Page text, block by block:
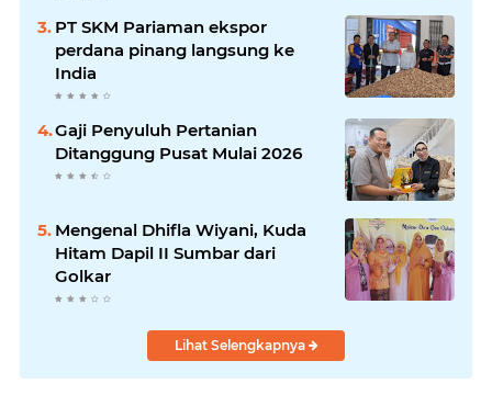
PT SKM Pariaman ekspor
perdana pinang langsung ke
India
Gaji Penyuluh Pertanian
Ditanggung Pusat Mulai 2026
Mengenal Dhifla Wiyani, Kuda
Hitam Dapil II Sumbar dari
Golkar
Lihat Selengkapnya